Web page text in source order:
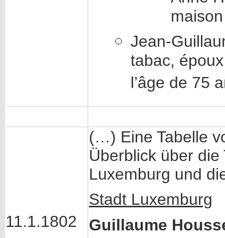
Jean-
tabac,
l’âge de 75
11.1.1802
(…) Eine Tabelle
Überblick über
Luxemburg und
Stadt Luxemburg
Guillaume